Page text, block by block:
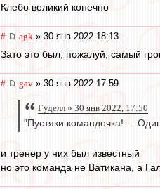
Клебо великий конечно
# agk » 30 янв 2022 18:13
Зато это был, пожалуй, самый
# gav » 30 янв 2022 17:59
Гуделл » 30 янв 2022, 17:50
"Пустяки командочка! ...
и тренер у них был известный
но это команда не Ватикана, а